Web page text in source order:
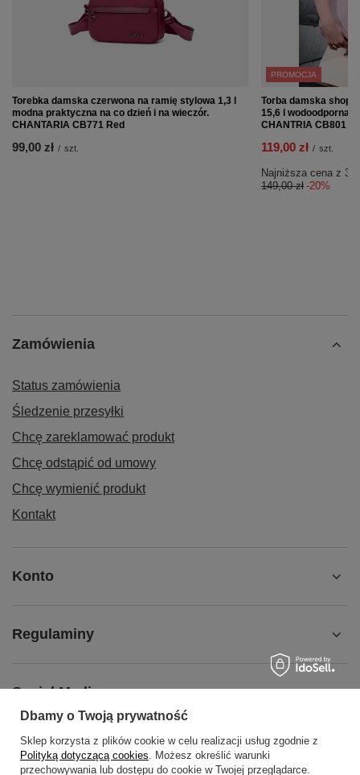
Torebka damska czerwona na ramię stylowa 1,3 l
modna praktyczna na co dzień i na wieczór.
CHANTARIA CB771 Red
99,00 zł / szt.
PROMOCJA
Torba damska
15,6 l wodoodporna,
CHANTRIA CB801
119,00 zł / szt.
Najniższa cena z
149,00 zł -20%
Zamówienia
Status zamówienia
Śledzenie przesyłki
Chcę zareklamować produkt
Chcę odstąpić od umowy
Chcę wymienić produkt
Kontakt
Konto
Regulaminy
Social Media
O NAS
Dbamy o Twoją prywatność
Sklep korzysta z plików cookie w celu realizacji usług zgodnie z
Polityką dotyczącą cookies. Możesz określić warunki
przechowywania lub dostępu do cookie w Twojej przeglądarce.